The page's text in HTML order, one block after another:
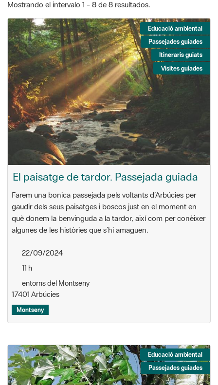
Mostrando el intervalo 1 - 8 de 8 resultados.
Educació ambiental
Passejades guiades
Itineraris guiats
Visites guiades
El paisatge de tardor. Passejada guiada
Farem una bonica passejada pels voltants d’Arbúcies per
gaudir dels seus paisatges i boscos just en el moment en
què donem la benvinguda a la tardor, així com per conèixer
algunes de les històries que s’hi amaguen.
22/09/2024
11 h
entorns del Montseny
17401 Arbúcies
Montseny
Educació ambiental
Passejades guiades